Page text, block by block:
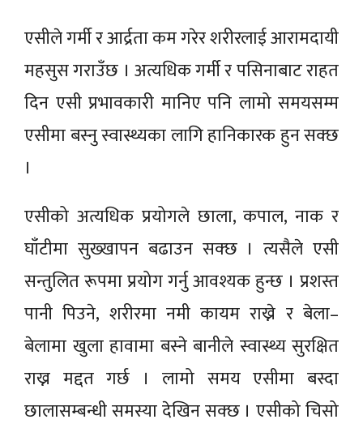
एसीले गर्मी र आर्द्रता कम गरेर शरीरलाई आरामदायी
महसुस गराउँछ । अत्यधिक गर्मी र पसिनाबाट राहत
दिन एसी प्रभावकारी मानिए पनि लामो समयसम्म
एसीमा बस्नु स्वास्थ्यका लागि हानिकारक हुन सक्छ
।
एसीको अत्यधिक प्रयोगले छाला, कपाल, नाक र
घाँटीमा सुख्खापन बढाउन सक्छ । त्यसैले एसी
सन्तुलित रूपमा प्रयोग गर्नु आवश्यक हुन्छ । प्रशस्त
पानी पिउने, शरीरमा नमी कायम राख्ने र बेला–
बेलामा खुला हावामा बस्ने बानीले स्वास्थ्य सुरक्षित
राख्न मद्दत गर्छ । लामो समय एसीमा बस्दा
छालासम्बन्धी समस्या देखिन सक्छ । एसीको चिसो